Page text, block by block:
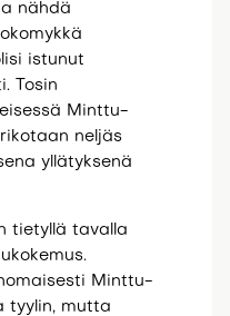
nähdä
istunut
Tosin
Minttu-
neljäs
yllätyksenä
tietyllä tavalla
Minttu-
tyylin, mutta